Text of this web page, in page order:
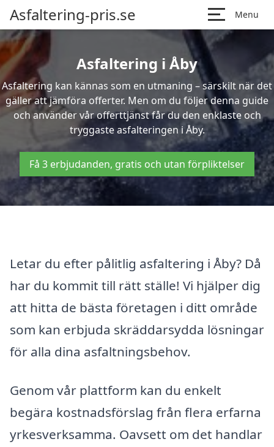
Asfaltering-pris.se Menu
Asfaltering i Åby
Asfaltering kan kännas som en utmaning – särskilt när det
gäller att jämföra offerter. Men om du följer denna guide
och använder vår offerttjänst får du den enklaste och
tryggaste asfalteringen i Åby.
Få 3 erbjudanden, gratis och utan förpliktelser
Letar du efter pålitlig asfaltering i Åby? Då
har du kommit till rätt ställe! Vi hjälper dig
att hitta de bästa företagen i ditt område
som kan erbjuda skräddarsydda lösningar
för alla dina asfaltningsbehov.
Genom vår plattform kan du enkelt
begära kostnadsförslag från flera erfarna
yrkesverksamma. Oavsett om det handlar